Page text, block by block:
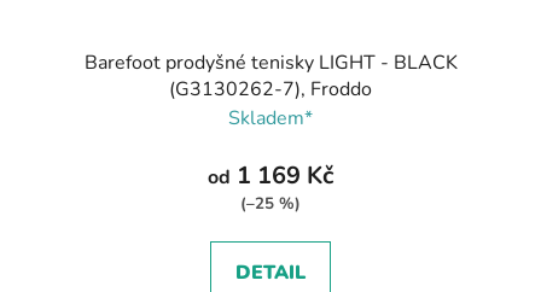
Barefoot prodyšné tenisky LIGHT - BLACK
(G3130262-7), Froddo
Skladem*
od 1 169 Kč
(–25 %)
DETAIL